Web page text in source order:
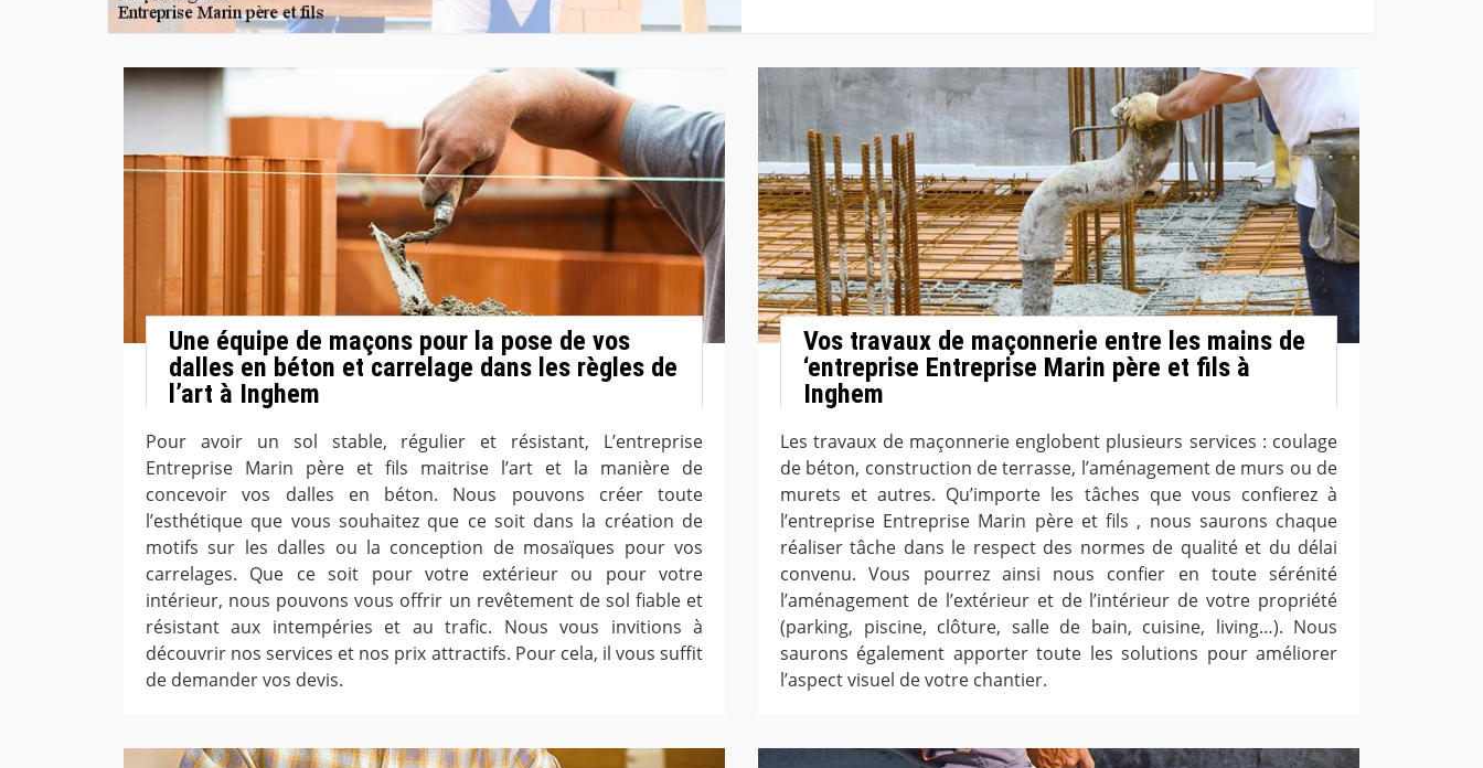
Une équipe de maçons pour la pose de vos
dalles en béton et carrelage dans les règles de
l’art à Inghem
Pour avoir un sol stable, régulier et résistant, L’entreprise
Entreprise Marin père et fils maitrise l’art et la manière de
concevoir vos dalles en béton. Nous pouvons créer toute
l’esthétique que vous souhaitez que ce soit dans la création de
motifs sur les dalles ou la conception de mosaïques pour vos
carrelages. Que ce soit pour votre extérieur ou pour votre
intérieur, nous pouvons vous offrir un revêtement de sol fiable et
résistant aux intempéries et au trafic. Nous vous invitions à
découvrir nos services et nos prix attractifs. Pour cela, il vous suffit
de demander vos devis.
Vos travaux de maçonnerie entre les mains de
‘entreprise Entreprise Marin père et fils à
Inghem
Les travaux de maçonnerie englobent plusieurs services : coulage
de béton, construction de terrasse, l’aménagement de murs ou de
murets et autres. Qu’importe les tâches que vous confierez à
l’entreprise Entreprise Marin père et fils , nous saurons chaque
réaliser tâche dans le respect des normes de qualité et du délai
convenu. Vous pourrez ainsi nous confier en toute sérénité
l’aménagement de l’extérieur et de l’intérieur de votre propriété
(parking, piscine, clôture, salle de bain, cuisine, living…). Nous
saurons également apporter toute les solutions pour améliorer
l’aspect visuel de votre chantier.